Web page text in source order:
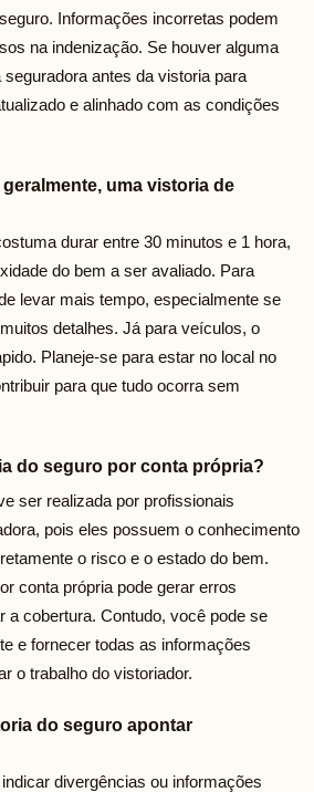
Informações incorretas podem
na indenização. Se houver alguma
antes da vistoria para
e alinhado com as condições
uma vistoria de
durar entre 30 minutos e 1 hora,
do bem a ser avaliado. Para
levar mais tempo, especialmente se
detalhes. Já para veículos, o
Planeje-se para estar no local no
para que tudo ocorra sem
do seguro por conta própria?
ser realizada por profissionais
pois eles possuem o conhecimento
o risco e o estado do bem.
conta própria pode gerar erros
a cobertura. Contudo, você pode se
e fornecer todas as informações
o trabalho do vistoriador.
do seguro apontar
divergências ou informações